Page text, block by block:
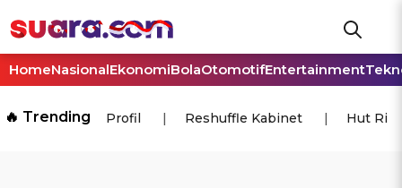
HomeNasionalEkonomiBolaOtomotifEntertainment
🔥 Trending Profil Reshuffle Kabinet Hut Ri